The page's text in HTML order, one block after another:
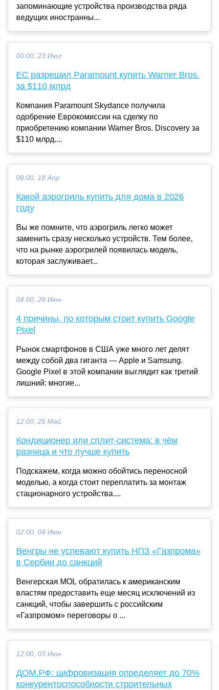
запоминающие устройства производства ряда
ведущих иностранны...
00:00, 23 Июл
ЕС разрешил Paramount купить Warner Bros.
за $110 млрд
Компания Paramount Skydance получила
одобрение Еврокомиссии на сделку по
приобретению компании Warner Bros. Discovery за
$110 млрд....
08:00, 18 Апр
Какой аэрогриль купить для дома в 2026
году
Вы же помните, что аэрогриль легко может
заменить сразу несколько устройств. Тем более,
что на рынке аэрогрилей появилась модель,
которая заслуживает...
04:00, 28 Июн
4 причины, по которым стоит купить Google
Pixel
Рынок смартфонов в США уже много лет делят
между собой два гиганта — Apple и Samsung.
Google Pixel в этой компании выглядит как третий
лишний: многие...
12:00, 25 Май
Кондиционер или сплит-система: в чём
разница и что лучше купить
Подскажем, когда можно обойтись переносной
моделью, а когда стоит переплатить за монтаж
стационарного устройства....
02:00, 04 Июн
Венгры не успевают купить НПЗ «Газпрома»
в Сербии до санкций
Венгерская MOL обратилась к американским
властям предоставить еще месяц исключений из
санкций, чтобы завершить с российским
«Газпромом» переговоры о ...
12:00, 03 Июн
ДОМ.РФ: цифровизация определяет до 70%
конкурентоспособности строительных